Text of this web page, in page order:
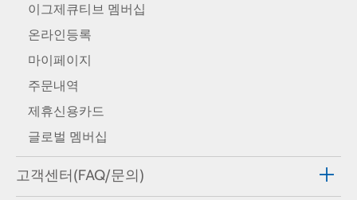
이그제큐티브 멤버십
온라인등록
마이페이지
주문내역
제휴신용카드
글로벌 멤버십
고객센터(FAQ/문의)